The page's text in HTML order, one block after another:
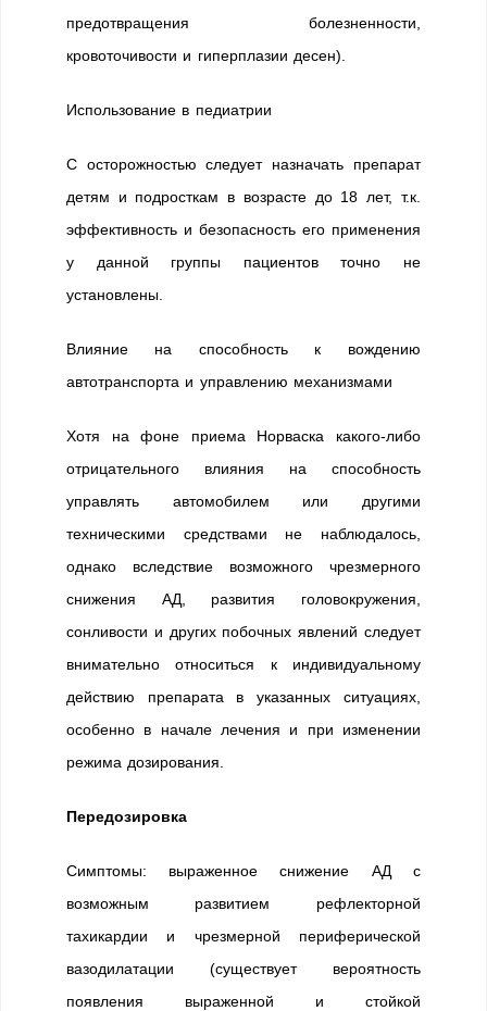
предотвращения болезненности,
кровоточивости и гиперплазии десен).
Использование в педиатрии
С осторожностью следует назначать препарат
детям и подросткам в возрасте до 18 лет, т.к.
эффективность и безопасность его применения
у данной группы пациентов точно не
установлены.
Влияние на способность к вождению
автотранспорта и управлению механизмами
Хотя на фоне приема Норваска какого-либо
отрицательного влияния на способность
управлять автомобилем или другими
техническими средствами не наблюдалось,
однако вследствие возможного чрезмерного
снижения АД, развития головокружения,
сонливости и других побочных явлений следует
внимательно относиться к индивидуальному
действию препарата в указанных ситуациях,
особенно в начале лечения и при изменении
режима дозирования.
Передозировка
Симптомы: выраженное снижение АД с
возможным развитием рефлекторной
тахикардии и чрезмерной периферической
вазодилатации (существует вероятность
появления выраженной и стойкой